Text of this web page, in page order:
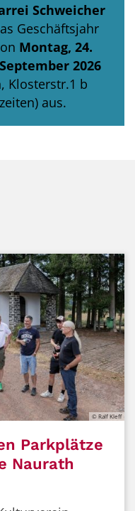
Schweicher
Geschäftsjahr
Montag, 24.
2026
Klosterstr.1 b
aus.
© Ralf Kleff
Parkplätze
Naurath